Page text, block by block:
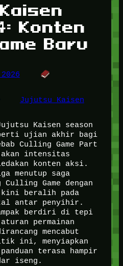
Konten
Baru
Jujutsu Kaisen
Kaisen season
ujian akhir bagi
Culling Game Part
intensitas
konten aksi.
menutup saga
Game dengan
beralih pada
antar penyihir.
berdiri di tepi
permainan
mencabut
ini, menyiapkan
terasa hampir
iseng.